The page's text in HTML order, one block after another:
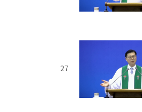
27